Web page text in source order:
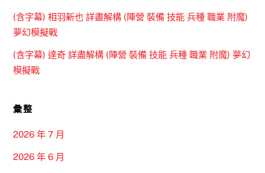
(含字幕) 相羽新也 詳盡解構 (陣營 裝備 技能 兵種 職業 附魔)
夢幻模擬戰
(含字幕) 達奇 詳盡解構 (陣營 裝備 技能 兵種 職業 附魔) 夢幻
模擬戰
彙整
2026 年 7 月
2026 年 6 月